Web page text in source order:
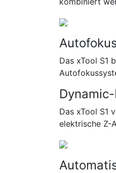
Das xTool S1
Das xTool S1
elektrische Z-